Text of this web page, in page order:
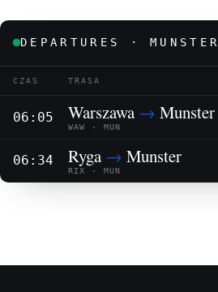
DEPARTURES · MUNSTER
CZAS TRASA
06:05 Warszawa → Munster
WAW · MUN
06:34 Ryga → Munster
RIX · MUN